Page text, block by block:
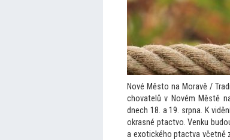
Nové Město na Moravě /
chovatelů v Novém Městě
dnech 18. a 19. srpna. K
okrasné ptactvo. Venku
a exotického ptactva včetně